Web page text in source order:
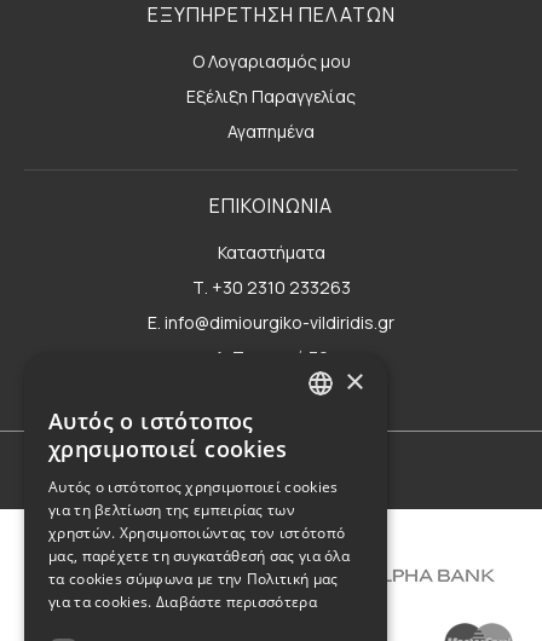
ΕΞΥΠΗΡΕΤΗΣΗ ΠΕΛΑΤΩΝ
Ο Λογαριασμός μου
Εξέλιξη Παραγγελίας
Αγαπημένα
ΕΠΙΚΟΙΝΩΝΙΑ
Καταστήματα
Τ. +30 2310 233263
E. info@dimiourgiko-vildiridis.gr
Δ. Τσιμισκή 70
Φόρμα επικοινωνίας×
Αυτός ο ιστότοπος
χρησιμοποιεί cookies
Αυτός ο ιστότοπος χρησιμοποιεί cookies
για τη βελτίωση της εμπειρίας των
χρηστών. Χρησιμοποιώντας τον ιστότοπό
μας, παρέχετε τη συγκατάθεσή σας για όλα
τα cookies σύμφωνα με την Πολιτική μας
για τα cookies. Διαβάστε περισσότερα